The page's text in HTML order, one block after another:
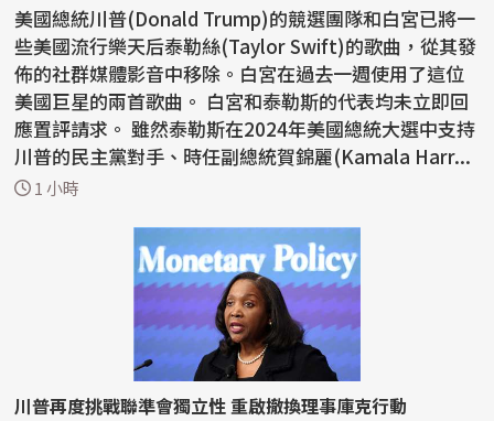
美國總統川普(Donald Trump)的競選團隊和白宮已將一
些美國流行樂天后泰勒絲(Taylor Swift)的歌曲，從其發
佈的社群媒體影音中移除。白宮在過去一週使用了這位
美國巨星的兩首歌曲。 白宮和泰勒斯的代表均未立即回
應置評請求。 雖然泰勒斯在2024年美國總統大選中支持
川普的民主黨對手、時任副總統賀錦麗(Kamala Harr...
1 小時
川普再度挑戰聯準會獨立性 重啟撤換理事庫克行動